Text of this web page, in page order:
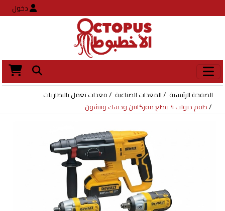
دخول
الصفحة الرئيسية المعدات الصناعية
معدات تعمل بالبطاريات
طقم ديولت 4 قطع مفركاتين ودسك وبتشون